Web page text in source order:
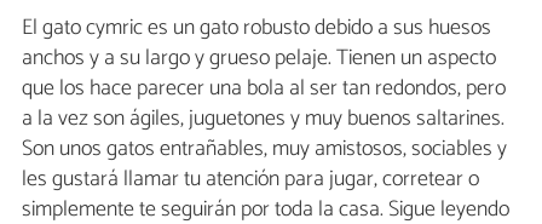
El gato cymric es un gato robusto debido a sus huesos
anchos y a su largo y grueso pelaje. Tienen un aspecto
que los hace parecer una bola al ser tan redondos, pero
a la vez son ágiles, juguetones y muy buenos saltarines.
Son unos gatos entrañables, muy amistosos, sociables y
les gustará llamar tu atención para jugar, corretear o
simplemente te seguirán por toda la casa. Sigue leyendo